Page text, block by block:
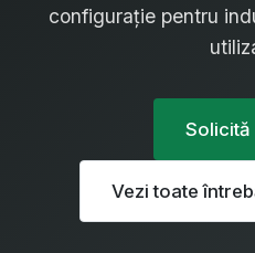
configurație pentru
Vezi toate